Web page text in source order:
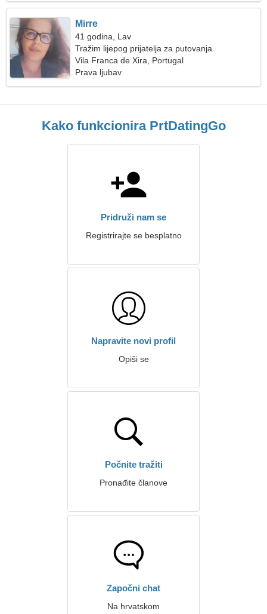
Mirre
41 godina, Lav
Tražim lijepog prijatelja za putovanja
Vila Franca de Xira, Portugal
Prava ljubav
Kako funkcionira PrtDatingGo
Pridruži nam se
Registrirajte se besplatno
Napravite novi profil
Opiši se
Počnite tražiti
Pronađite članove
Započni chat
Na hrvatskom